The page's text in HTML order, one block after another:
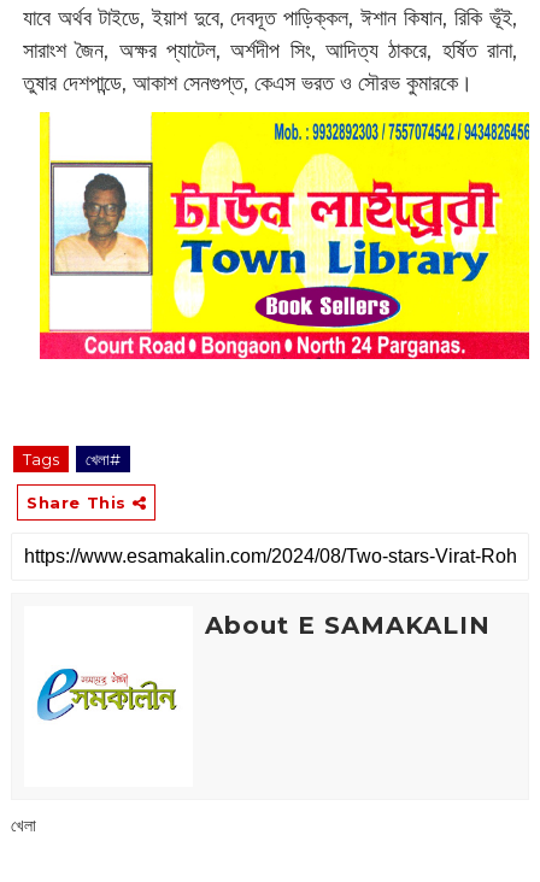
যাবে অর্থব টাইডে, ইয়াশ দুবে, দেবদূত পাড়িক্কল, ঈশান কিষান, রিকি ভূঁই,
সারাংশ জৈন, অক্ষর প্যাটেল, অর্শদীপ সিং, আদিত্য ঠাকরে, হর্ষিত রানা,
তুষার দেশপান্ডে, আকাশ সেনগুপ্ত, কেএস ভরত ও সৌরভ কুমারকে।
Tags খেলা#
Share This
About E SAMAKALIN
খেলা